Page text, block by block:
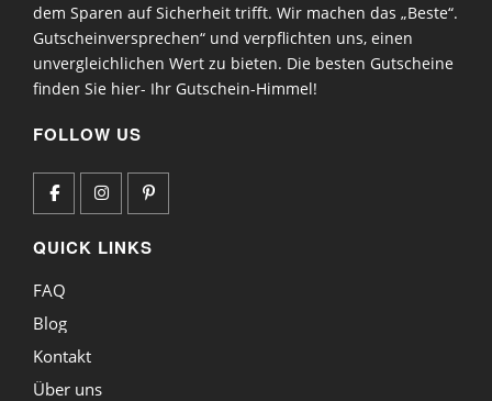
dem Sparen auf Sicherheit trifft. Wir machen das „Beste“.
Gutscheinversprechen“ und verpflichten uns, einen
unvergleichlichen Wert zu bieten. Die besten Gutscheine
finden Sie hier- Ihr Gutschein-Himmel!
FOLLOW US
QUICK LINKS
FAQ
Blog
Kontakt
Über uns